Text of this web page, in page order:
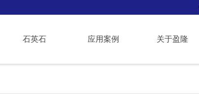
石英石 应用案例 关于盈隆